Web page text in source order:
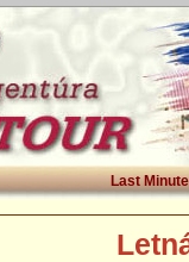
Last Minute